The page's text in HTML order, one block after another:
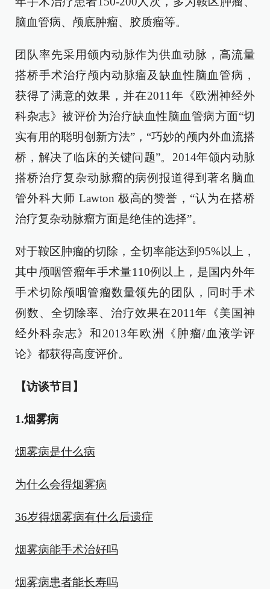
脑血管病、颅底肿瘤、胶质瘤等。
团队率先采用颌内动脉作为供血动脉，高流量
搭桥手术治疗颅内动脉瘤及缺血性脑血管病，
获得了满意的效果，并在2011年《欧洲神经外
科杂志》被评价为治疗缺血性脑血管病方面“切
实有用的聪明创新方法”，“巧妙的颅内外血流搭
桥，解决了临床的关键问题”。2014年颌内动脉
搭桥治疗复杂动脉瘤的病例报道得到著名脑血
管外科大师 Lawton 极高的赞誉，“认为在搭桥
治疗复杂动脉瘤方面是绝佳的选择”。
对于鞍区肿瘤的切除，全切率能达到95%以上，
其中颅咽管瘤年手术量110例以上，是国内外年
手术切除颅咽管瘤数量领先的团队，同时手术
例数、全切除率、治疗效果在2011年《美国神
经外科杂志》和2013年欧洲《肿瘤/血液学评
论》都获得高度评价。
【访谈节目】
1.烟雾病
烟雾病是什么病
为什么会得烟雾病
36岁得烟雾病有什么后遗症
烟雾病能手术治好吗
烟雾病患者能长寿吗